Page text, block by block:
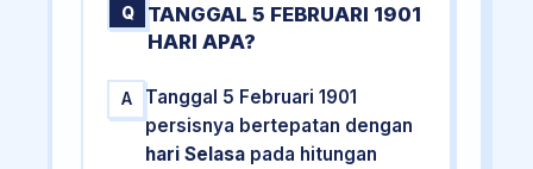
Q
TANGGAL 5 FEBRUARI 1901
HARI APA?
A
Tanggal 5 Februari 1901
persisnya bertepatan dengan
hari Selasa pada hitungan